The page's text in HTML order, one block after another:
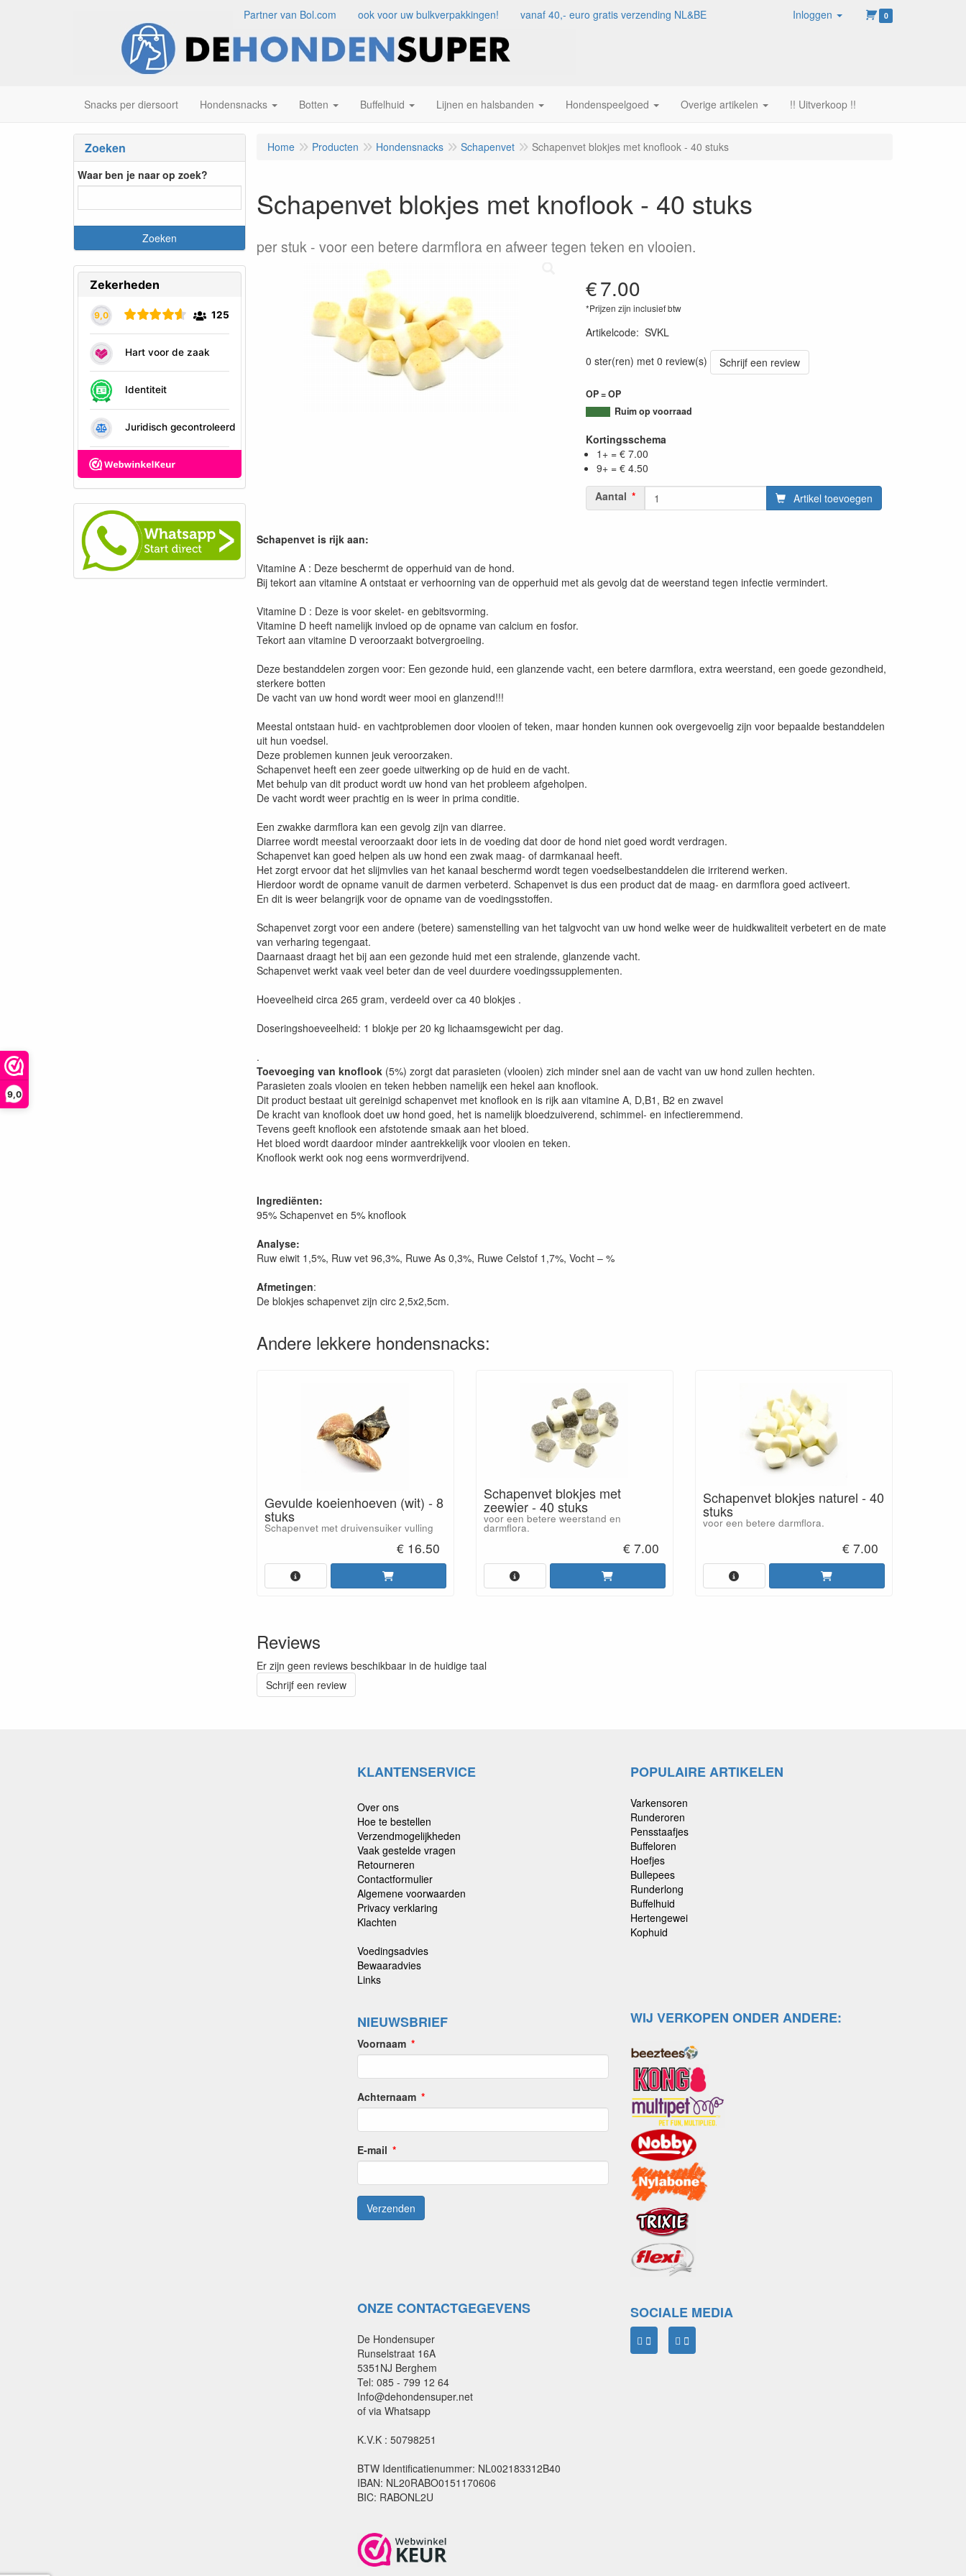
9,0
Partner van Bol.com ook voor uw bulkverpakkingen! vanaf 40,- euro gratis verzending NL&BE Inloggen 0
Snacks per diersoort Hondensnacks Botten Buffelhuid Lijnen en halsbanden Hondenspeelgoed Overige artikelen !! Uitverkoop !!
Zoeken
Waar ben je naar op zoek?
Home Producten Hondensnacks Schapenvet Schapenvet blokjes met knoflook - 40 stuks
Schapenvet blokjes met knoflook - 40 stuks
per stuk voor een betere darmflora en afweer tegen teken en vlooien.
€7.00
*Prijzen zijn inclusief btw
Artikelcode: SVKL
0 ster(ren) met 0 review(s)
Schrijf een review
OP = OP
Ruim op voorraad
Kortingsschema
1+ = € 7.00
9+ = € 4.50
Aantal
Artikel toevoegen
Schapenvet is rijk aan:
Vitamine A : Deze beschermt de opperhuid van de hond.
Bij tekort aan vitamine A ontstaat er verhoorning van de opperhuid met als gevolg dat de weerstand tegen infectie vermindert.
Vitamine D : Deze is voor skelet- en gebitsvorming.
Vitamine D heeft namelijk invloed op de opname van calcium en fosfor.
Tekort aan vitamine D veroorzaakt botvergroeiing.
Deze bestanddelen zorgen voor: Een gezonde huid, een glanzende vacht, een betere darmflora, extra weerstand, een goede gezondheid,
sterkere botten
De vacht van uw hond wordt weer mooi en glanzend!!!
Meestal ontstaan huid- en vachtproblemen door vlooien of teken, maar honden kunnen ook overgevoelig zijn voor bepaalde bestanddelen
uit hun voedsel.
Deze problemen kunnen jeuk veroorzaken.
Schapenvet heeft een zeer goede uitwerking op de huid en de vacht.
Met behulp van dit product wordt uw hond van het probleem afgeholpen.
De vacht wordt weer prachtig en is weer in prima conditie.
Een zwakke darmflora kan een gevolg zijn van diarree.
Diarree wordt meestal veroorzaakt door iets in de voeding dat door de hond niet goed wordt verdragen.
Schapenvet kan goed helpen als uw hond een zwak maag- of darmkanaal heeft.
Het zorgt ervoor dat het slijmvlies van het kanaal beschermd wordt tegen voedselbestanddelen die irriterend werken.
Hierdoor wordt de opname vanuit de darmen verbeterd. Schapenvet is dus een product dat de maag- en darmflora goed activeert.
En dit is weer belangrijk voor de opname van de voedingsstoffen.
Schapenvet zorgt voor een andere (betere) samenstelling van het talgvocht van uw hond welke weer de huidkwaliteit verbetert en de mate
van verharing tegengaat.
Daarnaast draagt het bij aan een gezonde huid met een stralende, glanzende vacht.
Schapenvet werkt vaak veel beter dan de veel duurdere voedingssupplementen.
Hoeveelheid circa 265 gram, verdeeld over ca 40 blokjes .
Doseringshoeveelheid: 1 blokje per 20 kg lichaamsgewicht per dag.
.
Toevoeging van knoflook (5%) zorgt dat parasieten (vlooien) zich minder snel aan de vacht van uw hond zullen hechten.
Parasieten zoals vlooien en teken hebben namelijk een hekel aan knoflook.
Dit product bestaat uit gereinigd schapenvet met knoflook en is rijk aan vitamine A, D,B1, B2 en zwavel
De kracht van knoflook doet uw hond goed, het is namelijk bloedzuiverend, schimmel- en infectieremmend.
Tevens geeft knoflook een afstotende smaak aan het bloed.
Het bloed wordt daardoor minder aantrekkelijk voor vlooien en teken.
Knoflook werkt ook nog eens wormverdrijvend.
Ingrediënten:
95% Schapenvet en 5% knoflook
Analyse:
Ruw eiwit 1,5%, Ruw vet 96,3%, Ruwe As 0,3%, Ruwe Celstof 1,7%, Vocht – %
Afmetingen:
De blokjes schapenvet zijn circ 2,5x2,5cm.
Andere lekkere hondensnacks:
Gevulde koeienhoeven (wit) - 8
stuks
Schapenvet met druivensuiker vulling
€ 16.50
Schapenvet blokjes met
zeewier - 40 stuks
voor een betere weerstand en
darmflora.
€ 7.00
Schapenvet blokjes naturel - 40
stuks
voor een betere darmflora.
€ 7.00
Reviews
Er zijn geen reviews beschikbaar in de huidige taal
Schrijf een review
KLANTENSERVICE
Over ons
Hoe te bestellen
Verzendmogelijkheden
Vaak gestelde vragen
Retourneren
Contactformulier
Algemene voorwaarden
Privacy verklaring
Klachten
Voedingsadvies
Bewaaradvies
Links
POPULAIRE ARTIKELEN
Varkensoren
Runderoren
Pensstaafjes
Buffeloren
Hoefjes
Bullepees
Runderlong
Buffelhuid
Hertengewei
Kophuid
NIEUWSBRIEF
Voornaam
Achternaam
E-mail
WIJ VERKOPEN ONDER ANDERE:
ONZE CONTACTGEGEVENS
De Hondensuper
Runselstraat 16A
5351NJ Berghem
Tel: 085 - 799 12 64
Info@dehondensuper.net
of via Whatsapp
K.V.K : 50798251
BTW Identificatienummer: NL002183312B40
IBAN: NL20RABO0151170606
BIC: RABONL2U
SOCIALE MEDIA